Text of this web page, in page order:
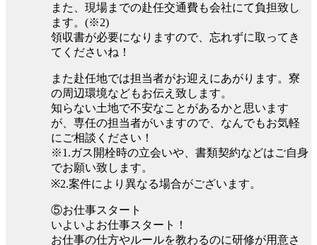
また、現場までの赴任交通費も会社にて負担致し
ます。(※2)
領収書が必要になりますので、忘れずに取ってき
てくださいね！
また赴任地では担当者がお迎えにあがります。寮
の周辺環境などもお伝え致します。
知らない土地で不安なことがあるかと思います
が、専任の担当者がいますので、なんでもお気軽
にご相談ください！
※1.ガス開栓時の立会いや、書類契約などはご自身
でお願い致します。
※2.案件により異なる場合がございます。
⑤お仕事スタート
いよいよお仕事スタート！
お仕事の仕方やルールを教わるのに研修が用意さ